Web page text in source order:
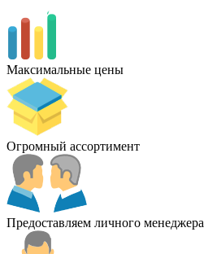
Максимальные цены
Огромный ассортимент
Предоставляем личного менеджера